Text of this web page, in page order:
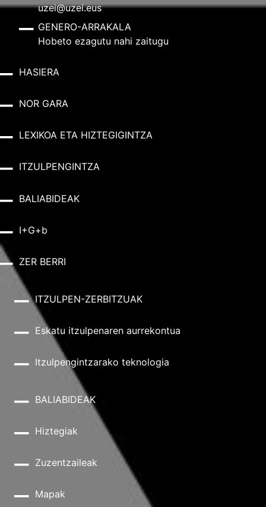
uzei@uzei.eus
GENERO-ARRAKALA
Hobeto ezagutu nahi zaitugu
HASIERA
NOR GARA
LEXIKOA ETA HIZTEGIGINTZA
ITZULPENGINTZA
BALIABIDEAK
I+G+b
ZER BERRI
ITZULPEN-ZERBITZUAK
Eskatu itzulpenaren aurrekontua
Itzulpengintzarako teknologia
BALIABIDEAK
Hiztegiak
Zuzentzaileak
Mapak